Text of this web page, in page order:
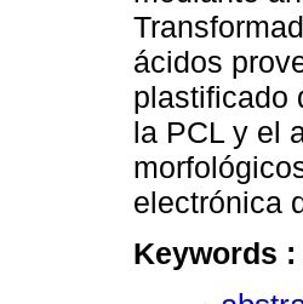
ácidos
plastificado
la PCL y el
electrónica
Keywords :